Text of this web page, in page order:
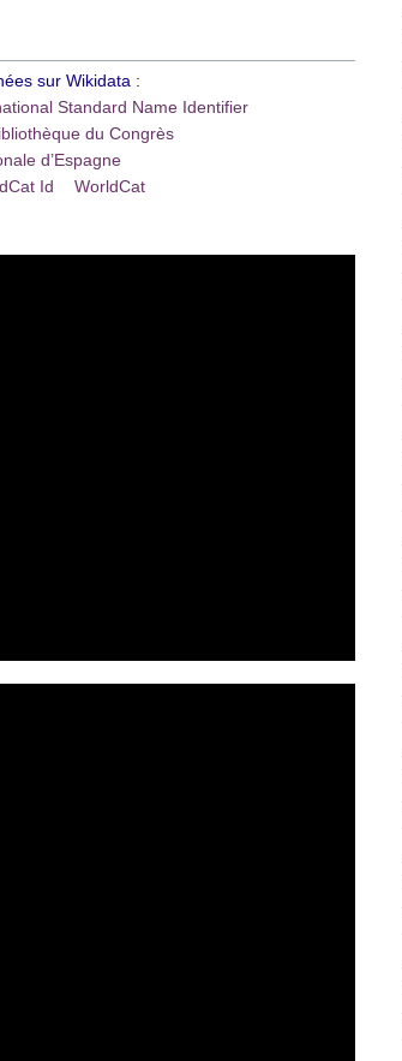
:
Standard Name Identifier
du Congrès
d’Espagne
Id
WorldCat